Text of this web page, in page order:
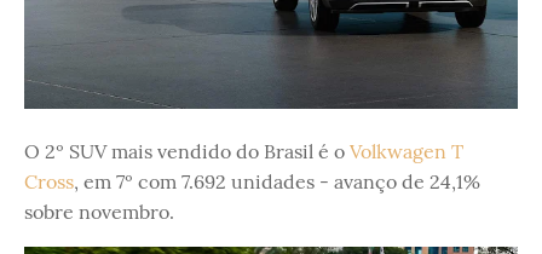
O 2º SUV mais vendido do Brasil é o Volkwagen T
Cross, em 7º com 7.692 unidades - avanço de 24,1%
sobre novembro.